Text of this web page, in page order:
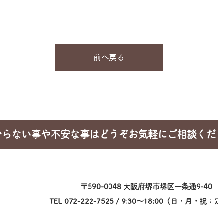
前へ戻る
ない事や不安な事はどうぞお気軽にご相談くだ
〒590-0048 大阪府堺市堺区一条通9-40
TEL 072-222-7525 / 9:30～18:00（日・月・祝：